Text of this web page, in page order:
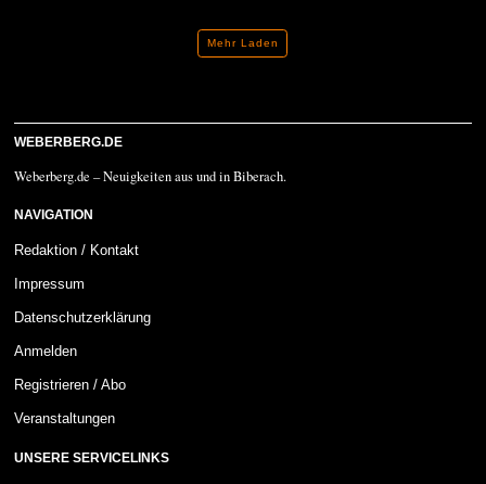
Mehr Laden
WEBERBERG.DE
Weberberg.de – Neuigkeiten aus und in Biberach.
NAVIGATION
Redaktion / Kontakt
Impressum
Datenschutzerklärung
Anmelden
Registrieren / Abo
Veranstaltungen
UNSERE SERVICELINKS